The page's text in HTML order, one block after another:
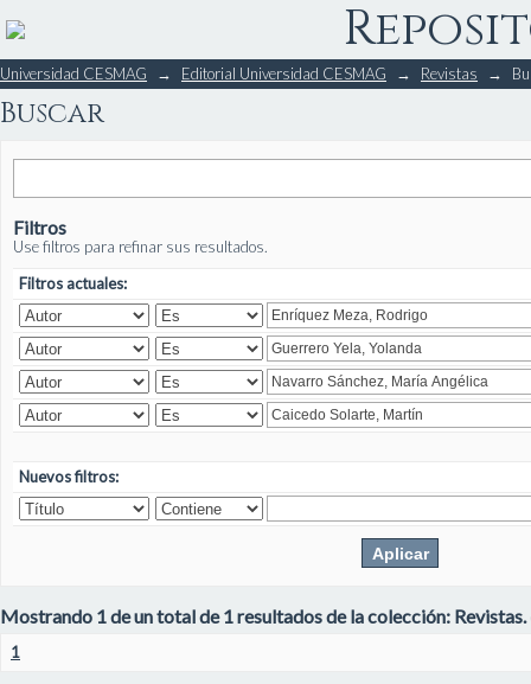
Buscar
Universidad CESMAG → Editorial Universidad CESMAG → Revistas →
Buscar
Filtros
Use filtros para refinar sus resultados.
Filtros actuales:
Nuevos filtros:
Mostrando 1 de un total de 1 resultados de la colección: Revistas.
1